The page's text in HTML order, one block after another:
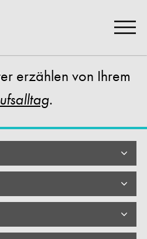
erzählen von Ihrem
.